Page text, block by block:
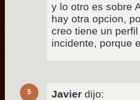
y lo otro es sobre
hay otra opcion,
creo tiene un
incidente, porque
5 Javier dijo: